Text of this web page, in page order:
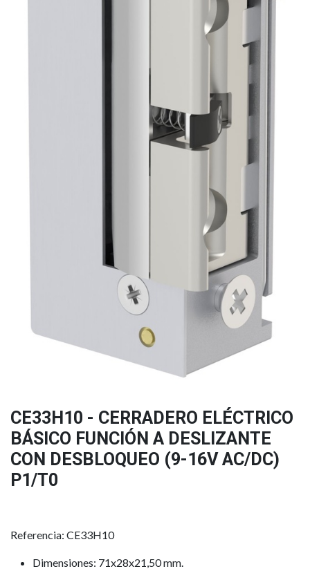
CE33H10 - CERRADERO ELÉCTRICO
BÁSICO FUNCIÓN A DESLIZANTE
CON DESBLOQUEO (9-16V AC/DC)
P1/T0
Referencia: CE33H10
Dimensiones: 71x28x21,50 mm.